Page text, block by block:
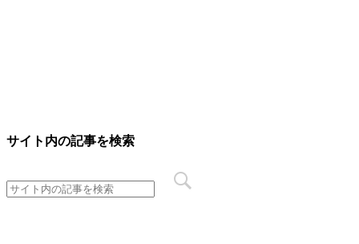
サイト内の記事を検索